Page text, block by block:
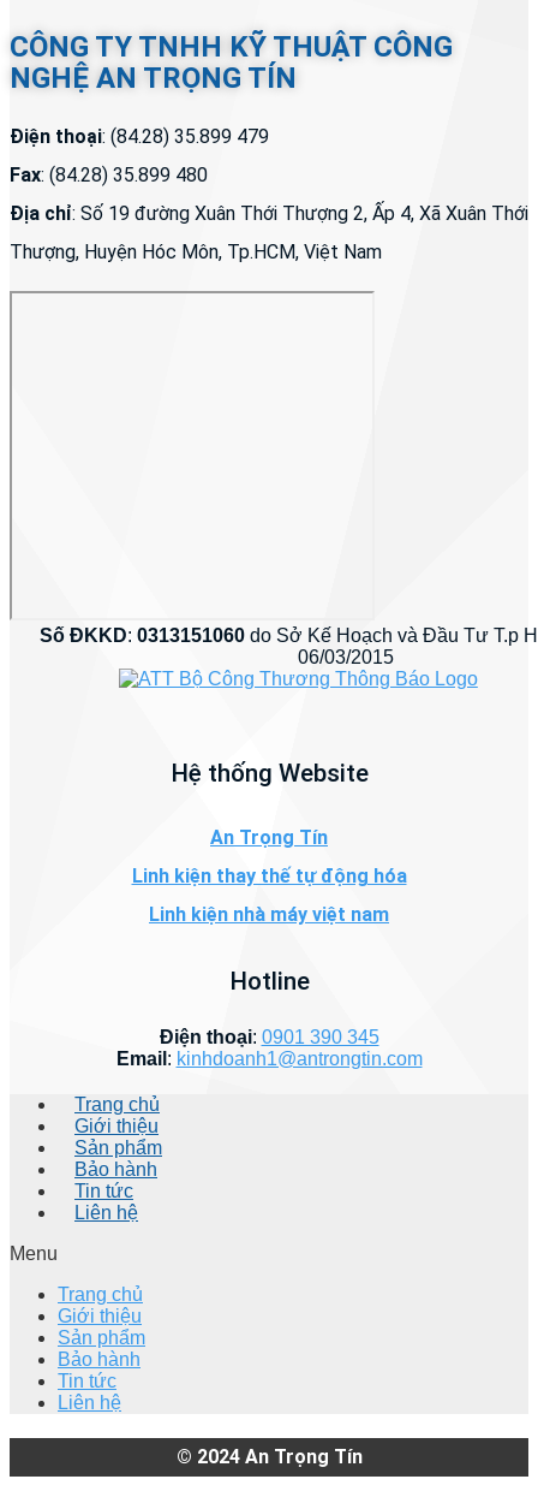
CÔNG TY TNHH KỸ THUẬT CÔNG
NGHỆ AN TRỌNG TÍN
Điện thoại: (84.28) 35.899 479
Fax: (84.28) 35.899 480
Địa chỉ: Số 19 đường Xuân Thới Thượng 2, Ấp 4, Xã Xuân Thới
Thượng, Huyện Hóc Môn, Tp.HCM, Việt Nam
Số ĐKKD:0313151060 do Sở Kế Hoạch và Đầu Tư T.p
06/03/2015
Hệ thống Website
An Trọng Tín
Linh kiện thay thế tự động hóa
Linh kiện nhà máy việt nam
Hotline
Điện thoại: 0901 390 345
Email : kinhdoanh1@antrongtin.com
Trang chủ
Giới thiệu
Sản phẩm
Bảo hành
Tin tức
Liên hệ
Menu
Trang chủ
Giới thiệu
Sản phẩm
Bảo hành
Tin tức
Liên hệ
© 2024 An Trọng Tín